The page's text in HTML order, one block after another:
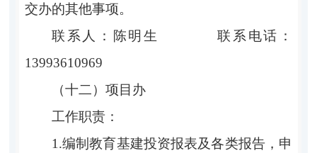
交办的其他事项。
联系人：陈明生 联系电话：
13993610969
（十二）项目办
工作职责：
1.编制教育基建投资报表及各类报告，申